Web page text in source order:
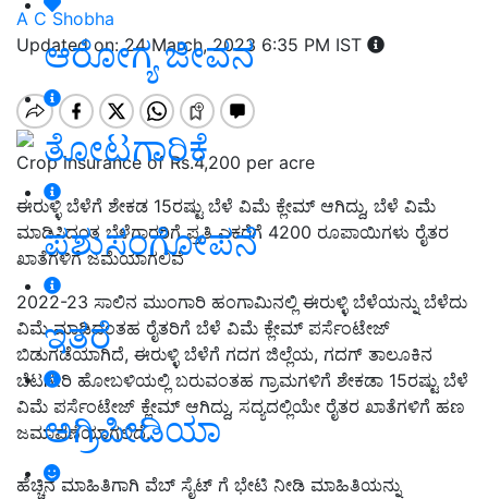
ಆರೋಗ್ಯ ಜೀವನ
ತೋಟಗಾರಿಕೆ
ಪಶುಸಂಗೋಪನೆ
ಇತರೆ
ಅಗ್ರಿಪೀಡಿಯಾ
A C Shobha
Updated on: 24 March, 2023 6:35 PM IST
Crop insurance of Rs.4,200 per acre
ಈರುಳ್ಳಿ ಬೆಳೆಗೆ ಶೇಕಡ 15ರಷ್ಟು ಬೆಳೆ ವಿಮೆ ಕ್ಲೇಮ್ ಆಗಿದ್ದು, ಬೆಳೆ ವಿಮೆ
ಮಾಡಿಸಿದಂತ ಬೆಳೆಗಾರರಿಗೆ ಪ್ರತಿ ಎಕರೆಗೆ 4200 ರೂಪಾಯಿಗಳು ರೈತರ
ಖಾತೆಗಳಿಗೆ ಜಮೆಯಾಗಲಿವೆ
2022-23 ಸಾಲಿನ ಮುಂಗಾರಿ ಹಂಗಾಮಿನಲ್ಲಿ ಈರುಳ್ಳಿ ಬೆಳೆಯನ್ನು ಬೆಳೆದು
ವಿಮೆ ಮಾಡಿದಂತಹ ರೈತರಿಗೆ ಬೆಳೆ ವಿಮೆ ಕ್ಲೇಮ್ ಪರ್ಸೆಂಟೇಜ್
ಬಿಡುಗಡೆಯಾಗಿದೆ, ಈರುಳ್ಳಿ ಬೆಳೆಗೆ ಗದಗ ಜಿಲ್ಲೆಯ, ಗದಗ್ ತಾಲೂಕಿನ
ಬೆಟಗೇರಿ ಹೋಬಳಿಯಲ್ಲಿ ಬರುವಂತಹ ಗ್ರಾಮಗಳಿಗೆ ಶೇಕಡಾ 15ರಷ್ಟು ಬೆಳೆ
ವಿಮೆ ಪರ್ಸೆಂಟೇಜ್ ಕ್ಲೇಮ್ ಆಗಿದ್ದು, ಸದ್ಯದಲ್ಲಿಯೇ ರೈತರ ಖಾತೆಗಳಿಗೆ ಹಣ
ಜಮಾವಣೆಯಾಗಲಿದೆ..
ಹೆಚ್ಚಿನ ಮಾಹಿತಿಗಾಗಿ ವೆಬ್ ಸೈಟ್ ಗೆ ಭೇಟಿ ನೀಡಿ ಮಾಹಿತಿಯನ್ನು